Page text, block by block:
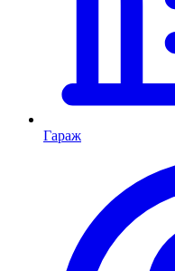
Гараж